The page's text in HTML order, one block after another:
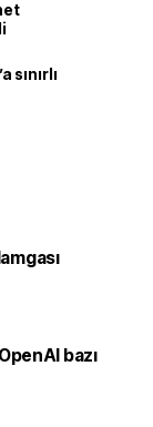
sınırlı
bazı